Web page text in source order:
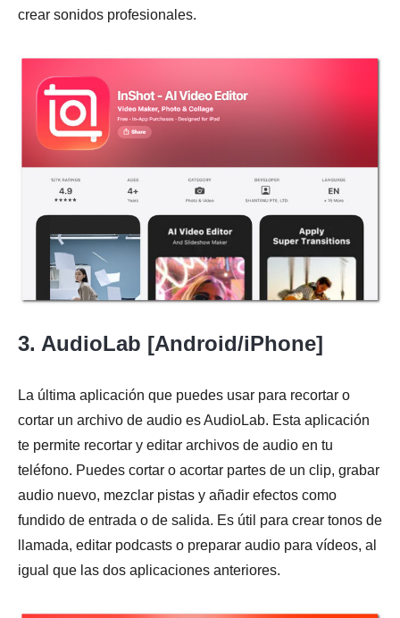
crear sonidos profesionales.
3. AudioLab [Android/iPhone]
La última aplicación que puedes usar para recortar o
cortar un archivo de audio es AudioLab. Esta aplicación
te permite recortar y editar archivos de audio en tu
teléfono. Puedes cortar o acortar partes de un clip, grabar
audio nuevo, mezclar pistas y añadir efectos como
fundido de entrada o de salida. Es útil para crear tonos de
llamada, editar podcasts o preparar audio para vídeos, al
igual que las dos aplicaciones anteriores.